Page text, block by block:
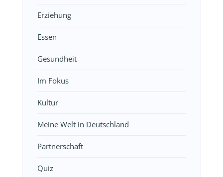
Erziehung
Essen
Gesundheit
Im Fokus
Kultur
Meine Welt in Deutschland
Partnerschaft
Quiz